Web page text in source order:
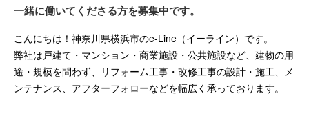
一緒に働いてくださる方を募集中です。
こんにちは！神奈川県横浜市のe-Line（イーライン）です。
弊社は戸建て・マンション・商業施設・公共施設など、建物の用
途・規模を問わず、リフォーム工事・改修工事の設計・施工、メ
ンテナンス、アフターフォローなどを幅広く承っております。